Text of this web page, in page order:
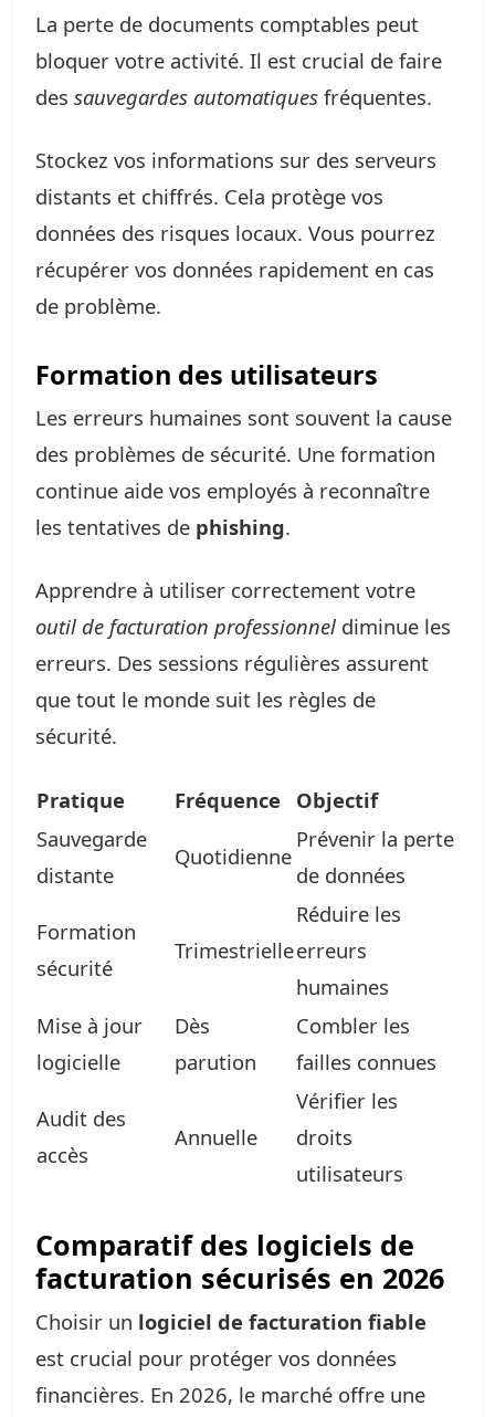
La perte de documents comptables peut
bloquer votre activité. Il est crucial de faire
des sauvegardes automatiques fréquentes.
Stockez vos informations sur des serveurs
distants et chiffrés. Cela protège vos
données des risques locaux. Vous pourrez
récupérer vos données rapidement en cas
de problème.
Formation des utilisateurs
Les erreurs humaines sont souvent la cause
des problèmes de sécurité. Une formation
continue aide vos employés à reconnaître
les tentatives de phishing.
Apprendre à utiliser correctement votre
outil de facturation professionnel diminue les
erreurs. Des sessions régulières assurent
que tout le monde suit les règles de
sécurité.
Pratique Fréquence
Objectif
Sauvegarde
distante
Quotidienne
Prévenir la perte
de données
Formation
sécurité
Trimestrielle
Réduire les
erreurs
humaines
Mise à jour
logicielle
Dès
parution
Combler les
failles connues
Audit des
accès
Annuelle
Vérifier les
droits
utilisateurs
Comparatif des logiciels de
facturation sécurisés en 2026
Choisir un logiciel de facturation fiable
est crucial pour protéger vos données
financières. En 2026, le marché offre une